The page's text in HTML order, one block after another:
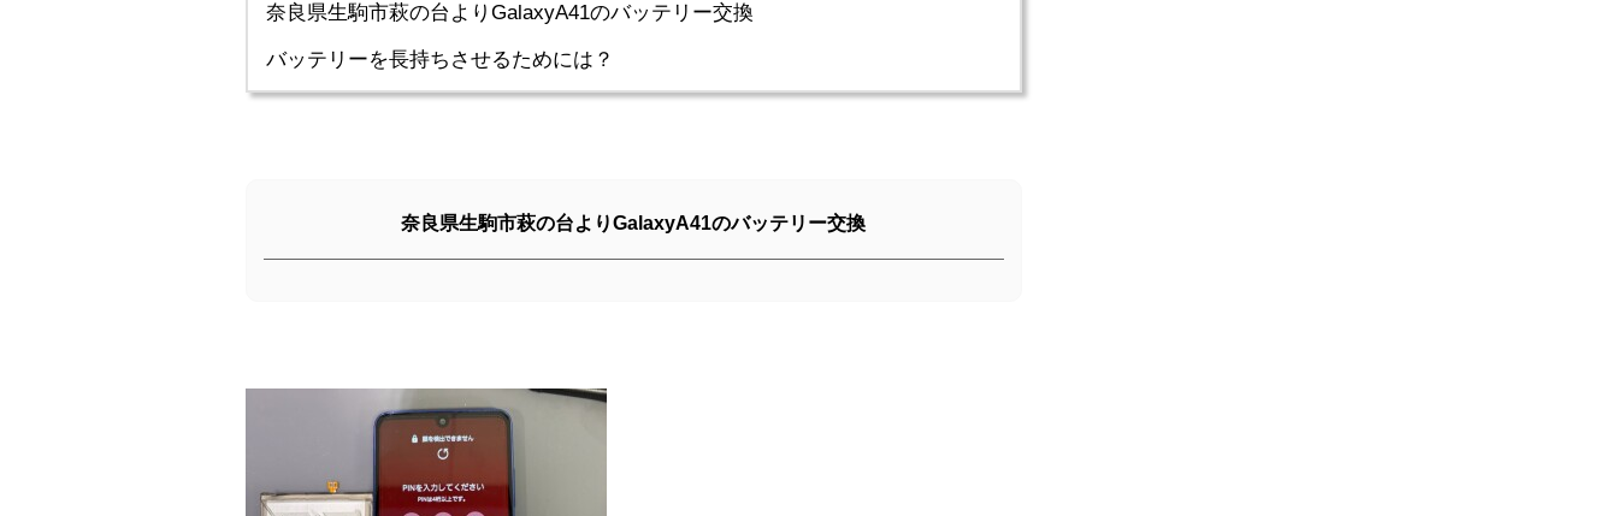
奈良県生駒市萩の台よりGalaxyA41のバッテリー交換
バッテリーを長持ちさせるためには？
奈良県生駒市萩の台よりGalaxyA41のバッテリー交換